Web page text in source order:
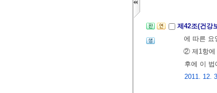
제42조(건강
에 따른 요
② 제1항에
후에 이
2011. 12.